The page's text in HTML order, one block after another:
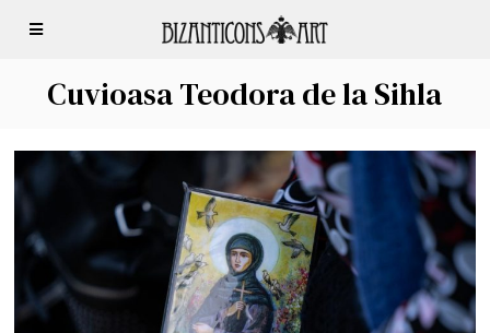
Cuvioasa Teodora de la Sihla